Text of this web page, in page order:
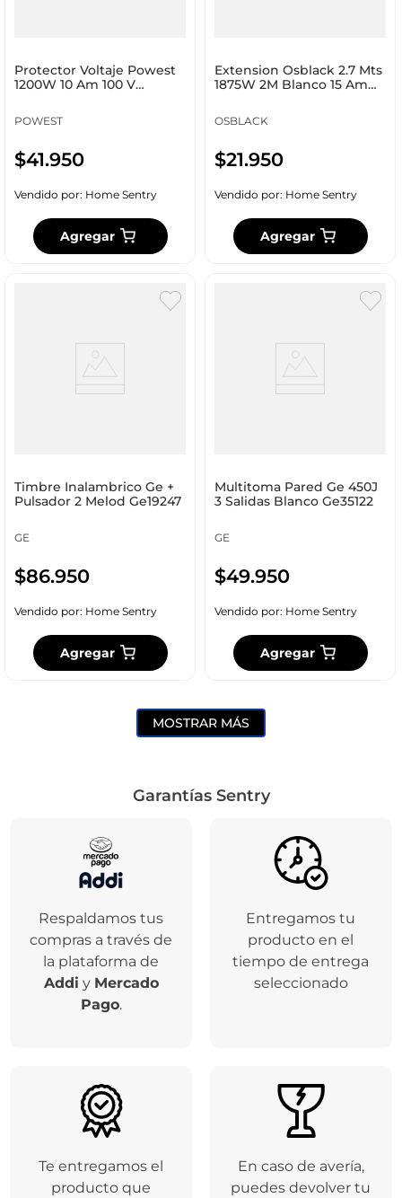
Protector Voltaje Powest
1200W 10 Am 100 V
POWEST
$41.950
Vendido por: Home Sentry
Agregar
Extension Osblack 2.7 Mts
1875W 2M Blanco 15 Am
OSBLACK
$21.950
Vendido por: Home Sentry
Agregar
Timbre Inalambrico Ge +
Pulsador 2 Melod Ge19247
GE
$86.950
Vendido por: Home Sentry
Agregar
Multitoma Pared Ge 450J
3 Salidas Blanco Ge35122
GE
$49.950
Vendido por: Home Sentry
Agregar
MOSTRAR MÁS
Garantías Sentry
Respaldamos tus
compras a través de
la plataforma de
Addi y Mercado
Pago.
Entregamos tu
producto en el
tiempo de entrega
seleccionado
Te entregamos el
producto que
En caso de avería,
puedes devolver tu